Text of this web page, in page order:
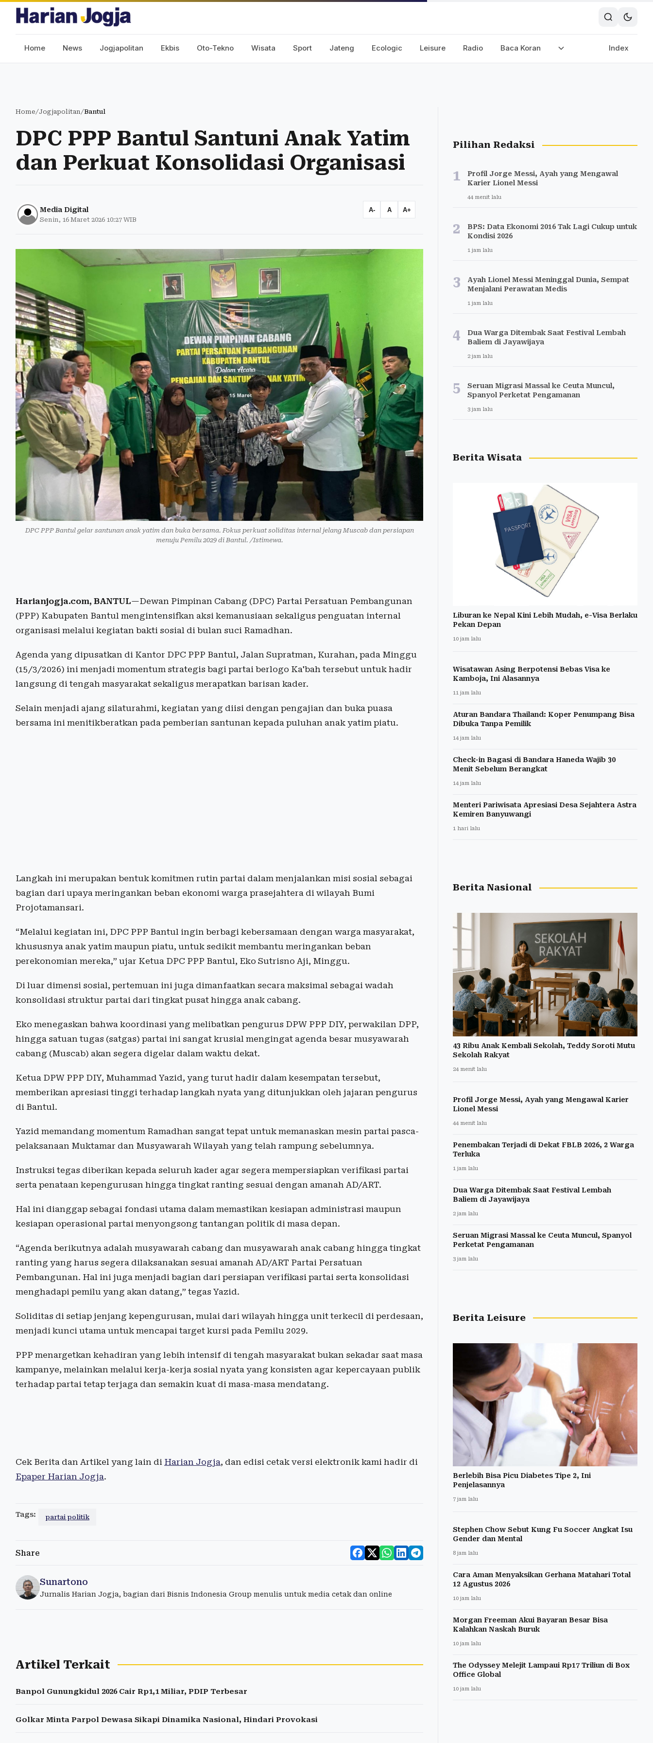
Home News Jogjapolitan Ekbis Oto-Tekno Wisata Sport Jateng Ecologic Leisure Radio Baca Koran Index
Home/Jogjapolitan/Bantul
DPC PPP Bantul Santuni Anak Yatim
dan Perkuat Konsolidasi Organisasi
Media Digital
Senin, 16 Maret 2026 10:27 WIB
A- A A+
DPC PPP Bantul gelar santunan anak yatim dan buka bersama. Fokus perkuat soliditas internal jelang Muscab dan persiapan
menuju Pemilu 2029 di Bantul. /Istimewa.
Harianjogja.com, BANTUL—Dewan Pimpinan Cabang (DPC) Partai Persatuan Pembangunan
(PPP) Kabupaten Bantul mengintensifkan aksi kemanusiaan sekaligus penguatan internal
organisasi melalui kegiatan bakti sosial di bulan suci Ramadhan.
Agenda yang dipusatkan di Kantor DPC PPP Bantul, Jalan Supratman, Kurahan, pada Minggu
(15/3/2026) ini menjadi momentum strategis bagi partai berlogo Ka'bah tersebut untuk hadir
langsung di tengah masyarakat sekaligus merapatkan barisan kader.
Selain menjadi ajang silaturahmi, kegiatan yang diisi dengan pengajian dan buka puasa
bersama ini menitikberatkan pada pemberian santunan kepada puluhan anak yatim piatu.
Langkah ini merupakan bentuk komitmen rutin partai dalam menjalankan misi sosial sebagai
bagian dari upaya meringankan beban ekonomi warga prasejahtera di wilayah Bumi
Projotamansari.
“Melalui kegiatan ini, DPC PPP Bantul ingin berbagi kebersamaan dengan warga masyarakat,
khususnya anak yatim maupun piatu, untuk sedikit membantu meringankan beban
perekonomian mereka,” ujar Ketua DPC PPP Bantul, Eko Sutrisno Aji, Minggu.
Di luar dimensi sosial, pertemuan ini juga dimanfaatkan secara maksimal sebagai wadah
konsolidasi struktur partai dari tingkat pusat hingga anak cabang.
Eko menegaskan bahwa koordinasi yang melibatkan pengurus DPW PPP DIY, perwakilan DPP,
hingga satuan tugas (satgas) partai ini sangat krusial mengingat agenda besar musyawarah
cabang (Muscab) akan segera digelar dalam waktu dekat.
Ketua DPW PPP DIY, Muhammad Yazid, yang turut hadir dalam kesempatan tersebut,
memberikan apresiasi tinggi terhadap langkah nyata yang ditunjukkan oleh jajaran pengurus
di Bantul.
Yazid memandang momentum Ramadhan sangat tepat untuk memanaskan mesin partai pasca-
pelaksanaan Muktamar dan Musyawarah Wilayah yang telah rampung sebelumnya.
Instruksi tegas diberikan kepada seluruh kader agar segera mempersiapkan verifikasi partai
serta penataan kepengurusan hingga tingkat ranting sesuai dengan amanah AD/ART.
Hal ini dianggap sebagai fondasi utama dalam memastikan kesiapan administrasi maupun
kesiapan operasional partai menyongsong tantangan politik di masa depan.
“Agenda berikutnya adalah musyawarah cabang dan musyawarah anak cabang hingga tingkat
ranting yang harus segera dilaksanakan sesuai amanah AD/ART Partai Persatuan
Pembangunan. Hal ini juga menjadi bagian dari persiapan verifikasi partai serta konsolidasi
menghadapi pemilu yang akan datang,” tegas Yazid.
Soliditas di setiap jenjang kepengurusan, mulai dari wilayah hingga unit terkecil di perdesaan,
menjadi kunci utama untuk mencapai target kursi pada Pemilu 2029.
PPP menargetkan kehadiran yang lebih intensif di tengah masyarakat bukan sekadar saat masa
kampanye, melainkan melalui kerja-kerja sosial nyata yang konsisten agar kepercayaan publik
terhadap partai tetap terjaga dan semakin kuat di masa-masa mendatang.
Cek Berita dan Artikel yang lain di Harian Jogja, dan edisi cetak versi elektronik kami hadir di
Epaper Harian Jogja.
Tags: partai politik
Share
Sunartono
Jurnalis Harian Jogja, bagian dari Bisnis Indonesia Group menulis untuk media cetak dan online
Artikel Terkait
Banpol Gunungkidul 2026 Cair Rp1,1 Miliar, PDIP Terbesar
Golkar Minta Parpol Dewasa Sikapi Dinamika Nasional, Hindari Provokasi
Pilihan Redaksi
1
Profil Jorge Messi, Ayah yang Mengawal
Karier Lionel Messi
44 menit lalu
2
BPS: Data Ekonomi 2016 Tak Lagi Cukup untuk
Kondisi 2026
1 jam lalu
3
Ayah Lionel Messi Meninggal Dunia, Sempat
Menjalani Perawatan Medis
1 jam lalu
4
Dua Warga Ditembak Saat Festival Lembah
Baliem di Jayawijaya
2 jam lalu
5
Seruan Migrasi Massal ke Ceuta Muncul,
Spanyol Perketat Pengamanan
3 jam lalu
Berita Wisata
Liburan ke Nepal Kini Lebih Mudah, e-Visa Berlaku
Pekan Depan
10 jam lalu
Wisatawan Asing Berpotensi Bebas Visa ke
Kamboja, Ini Alasannya
11 jam lalu
Aturan Bandara Thailand: Koper Penumpang Bisa
Dibuka Tanpa Pemilik
14 jam lalu
Check-in Bagasi di Bandara Haneda Wajib 30
Menit Sebelum Berangkat
14 jam lalu
Menteri Pariwisata Apresiasi Desa Sejahtera Astra
Kemiren Banyuwangi
1 hari lalu
Berita Nasional
43 Ribu Anak Kembali Sekolah, Teddy Soroti Mutu
Sekolah Rakyat
24 menit lalu
Profil Jorge Messi, Ayah yang Mengawal Karier
Lionel Messi
44 menit lalu
Penembakan Terjadi di Dekat FBLB 2026, 2 Warga
Terluka
1 jam lalu
Dua Warga Ditembak Saat Festival Lembah
Baliem di Jayawijaya
2 jam lalu
Seruan Migrasi Massal ke Ceuta Muncul, Spanyol
Perketat Pengamanan
3 jam lalu
Berita Leisure
Berlebih Bisa Picu Diabetes Tipe 2, Ini
Penjelasannya
7 jam lalu
Stephen Chow Sebut Kung Fu Soccer Angkat Isu
Gender dan Mental
8 jam lalu
Cara Aman Menyaksikan Gerhana Matahari Total
12 Agustus 2026
10 jam lalu
Morgan Freeman Akui Bayaran Besar Bisa
Kalahkan Naskah Buruk
10 jam lalu
The Odyssey Melejit Lampaui Rp17 Triliun di Box
Office Global
10 jam lalu